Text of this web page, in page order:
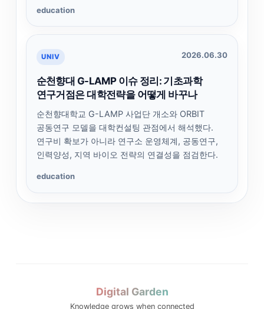
education
UNIV 2026.06.30
순천향대 G-LAMP 이슈 정리: 기초과학
연구거점은 대학전략을 어떻게 바꾸나
순천향대학교 G-LAMP 사업단 개소와 ORBIT
공동연구 모델을 대학컨설팅 관점에서 해석했다.
연구비 확보가 아니라 연구소 운영체계, 공동연구,
인력양성, 지역 바이오 전략의 연결성을 점검한다.
education
Digital Garden
Knowledge grows when connected